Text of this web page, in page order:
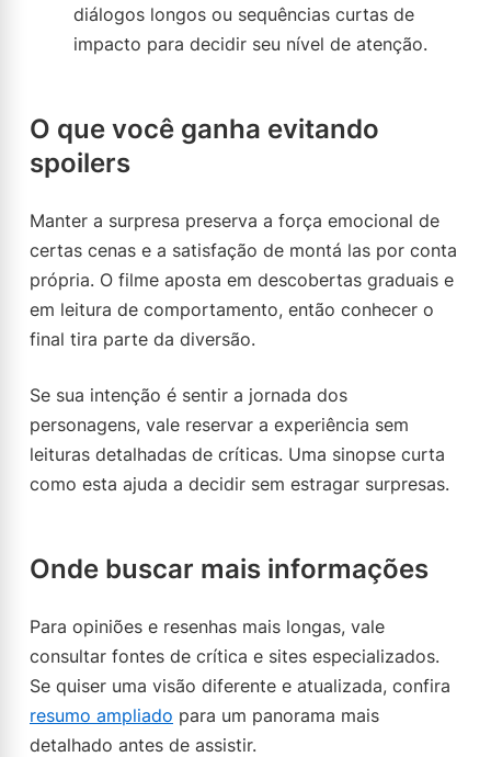
diálogos longos ou sequências curtas de
impacto para decidir seu nível de atenção.
O que você ganha evitando
spoilers
Manter a surpresa preserva a força emocional de
certas cenas e a satisfação de montá las por conta
própria. O filme aposta em descobertas graduais e
em leitura de comportamento, então conhecer o
final tira parte da diversão.
Se sua intenção é sentir a jornada dos
personagens, vale reservar a experiência sem
leituras detalhadas de críticas. Uma sinopse curta
como esta ajuda a decidir sem estragar surpresas.
Onde buscar mais informações
Para opiniões e resenhas mais longas, vale
consultar fontes de crítica e sites especializados.
Se quiser uma visão diferente e atualizada, confira
resumo ampliado para um panorama mais
detalhado antes de assistir.